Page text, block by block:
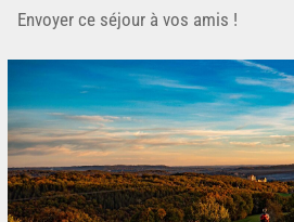
Envoyer ce séjour à vos amis !